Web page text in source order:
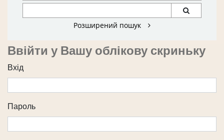
Розширений пошук
Ввійти у Вашу облікову скриньку
Вхід
Пароль